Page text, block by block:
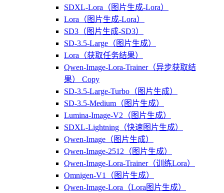
SDXL-Lora（图片生成-Lora）
Lora（图片生成-Lora）
SD3（图片生成-SD3）
SD-3.5-Large（图片生成）
Lora（获取任务结果）
Qwen-Image-Lora-Trainer（异步获取结
果） Copy
SD-3.5-Large-Turbo（图片生成）
SD-3.5-Medium（图片生成）
Lumina-Image-V2（图片生成）
SDXL-Lightning（快速图片生成）
Qwen-Image（图片生成）
Qwen-Image-2512（图片生成）
Qwen-Image-Lora-Trainer（训练Lora）
Omnigen-V1（图片生成）
Qwen-Image-Lora（Lora图片生成）